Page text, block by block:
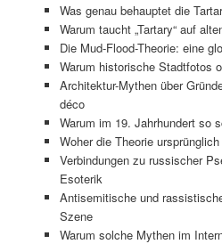
Was genau behauptet die
Warum taucht „Tartary“ auf
Die Mud-Flood-Theorie: eine
Warum historische Stadtfotos
Architektur-Mythen über
déco
Warum im 19. Jahrhundert so
Woher die Theorie
Verbindungen zu russischer
Esoterik
Antisemitische und
Szene
Warum solche Mythen im